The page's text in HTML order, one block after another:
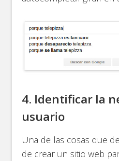
4. Identificar la
usuario
Una de las cosas que
de crear un sitio web